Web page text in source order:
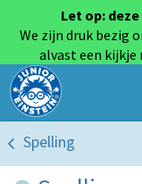
Let op:
We zijn druk bezig
alvast een kijkje
Spelling